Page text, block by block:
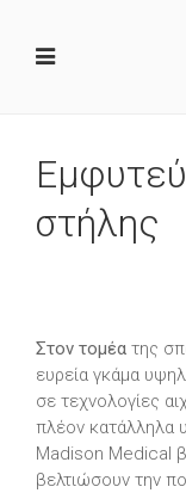
στήλης
Στον τομέα της
ευρεία γκάμα
σε τεχνολογίες
πλέον κατάλληλα
Madison Medical
βελτιώσουν την